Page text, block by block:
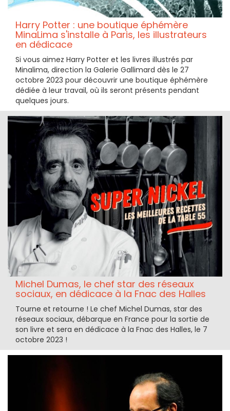
Harry Potter : une boutique éphémère
MinaLima s'installe à Paris, les illustrateurs
en dédicace
Si vous aimez Harry Potter et les livres illustrés par
Minalima, direction la Galerie Gallimard dès le 27
octobre 2023 pour découvrir une boutique éphémère
dédiée à leur travail, où ils seront présents pendant
quelques jours.
Michel Dumas, le chef star des réseaux
sociaux, en dédicace à la Fnac des Halles
Tourne et retourne ! Le chef Michel Dumas, star des
réseaux sociaux, débarque en France pour la sortie de
son livre et sera en dédicace à la Fnac des Halles, le 7
octobre 2023 !